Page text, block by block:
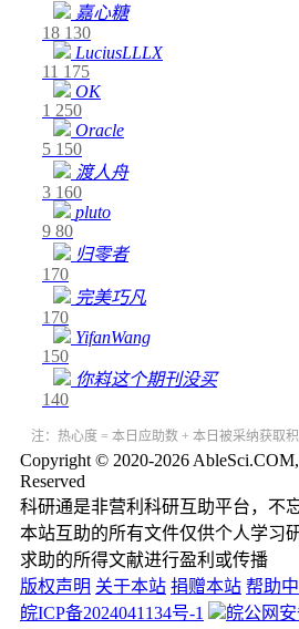
嘉心糖
18 130
LuciusLLLX
11 175
OK
1 250
Oracle
5 150
渡人舟
3 160
pluto
9 80
归零者
170
完美巧凡
170
YifanWang
150
你嵙这个期刊没买
140
注：热心度 = 本日应助数 + 本日被采纳获取
Copyright © 2020-2026
Reserved
科研通是非营利科研互助平台，不
本站互助的所有文件仅供个人学习
求助的所得文献进行盈利或传播
版权声明 关于本站 捐赠本站 帮助
皖ICP备2024041134号-1
皖公网安